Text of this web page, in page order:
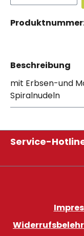
Beschreibung
mit Erbsen-und
Spiralnudeln
Service-